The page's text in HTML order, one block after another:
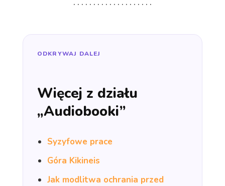
ODKRYWAJ DALEJ
Więcej z działu
„Audiobooki”
Syzyfowe prace
Góra Kikineis
Jak modlitwa ochrania przed